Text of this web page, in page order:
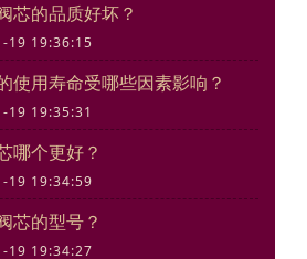
芯的品质好坏？
19 19:36:15
使用寿命受哪些因素影响？
19 19:35:31
哪个更好？
19 19:34:59
芯的型号？
19 19:34:27